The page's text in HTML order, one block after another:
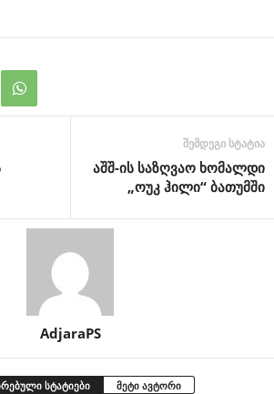
შემდეგი სტატია
აშშ-ის საზღვაო ხომალდი
„ოუკ ჰილი“ ბათუმში
AdjaraPS
სტატიები მეტი ავტორი